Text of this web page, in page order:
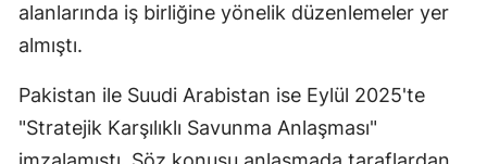
alanlarında iş birliğine yönelik düzenlemeler yer
almıştı.
Pakistan ile Suudi Arabistan ise Eylül 2025'te
"Stratejik Karşılıklı Savunma Anlaşması"